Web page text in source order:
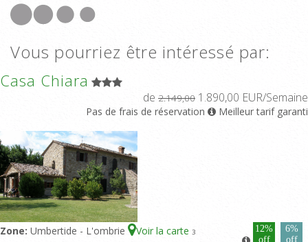
Vous pourriez être intéressé par:
Casa Chiara
de 2.149,00 1.890,00 EUR/Semaine
Pas de frais de réservation Meilleur tarif garanti
Zone: Umbertide - L'ombrie Voir la carte 3
12%
off
6%
off